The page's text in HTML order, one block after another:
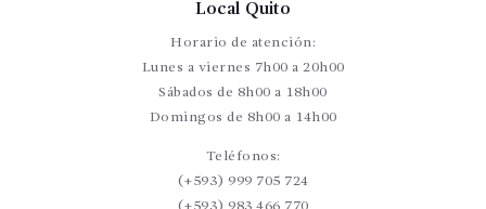
Local Quito
Horario de atención:
Lunes a viernes 7h00 a 20h00
Sábados de 8h00 a 18h00
Domingos de 8h00 a 14h00
Teléfonos:
(+593) 999 705 724